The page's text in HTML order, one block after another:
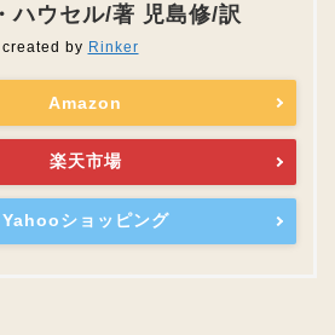
ハウセル/著 児島修/訳
created by Rinker
Amazon
楽天市場
Yahooショッピング